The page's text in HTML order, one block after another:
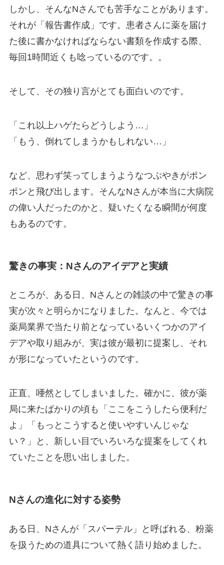
しかし、そんなNさんでも苦手なことがあります。
それが「報告書作成」です。患者さんに薬を届け
た後に書かなければならない書類を作成する際、
毎回1時間近くも唸っているのです。。
そして、その独り言がとても面白いのです。
「これ以上ハゲたらどうしよう…」
「もう、倒れてしまうかもしれない…」
など、思わず笑ってしまうようなつぶやきがポン
ポンと飛び出します。そんなNさんが本当に大病院
の偉い人だったのかと、疑いたくなる瞬間が何度
もあるのです。
驚きの事実：Nさんのアイデアと実績
ところが、ある日、Nさんとの雑談の中で驚きの事
実が次々と明らかになりました。なんと、今では
薬局業界で当たり前となっているいくつかのアイ
デアや取り組みが、実は彼が最初に提案し、それ
が形になっていたというのです。
正直、唖然としてしまいました。確かに、彼が薬
局に来たばかりの頃も「ここをこうしたら便利だ
よ」「もっとこうすると使いやすいんじゃな
い？」と、新しい目でいろいろな提案をしてくれ
ていたことを思い出しました。
Nさんの進化に対する姿勢
ある日、Nさんが「スパーテル」と呼ばれる、粉薬
を扱うための道具について熱く語り始めました。